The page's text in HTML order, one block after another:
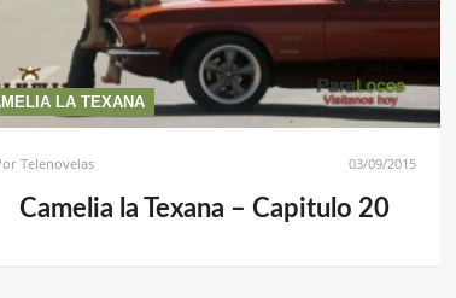
LA TEXANA
Telenovelas 03/09/2015
Camelia la Texana – Capitulo 20